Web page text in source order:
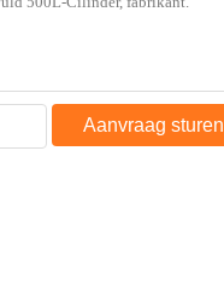
Aanvraag sturen